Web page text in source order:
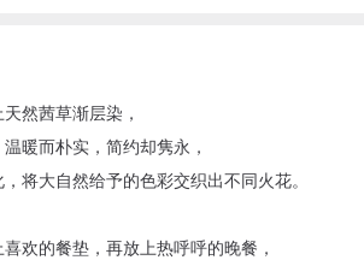
然茜草渐层染，
暖而朴实，简约却隽永，
，将大自然给予的色彩交织出不同火花。
欢的餐垫，再放上热呼呼的晚餐，